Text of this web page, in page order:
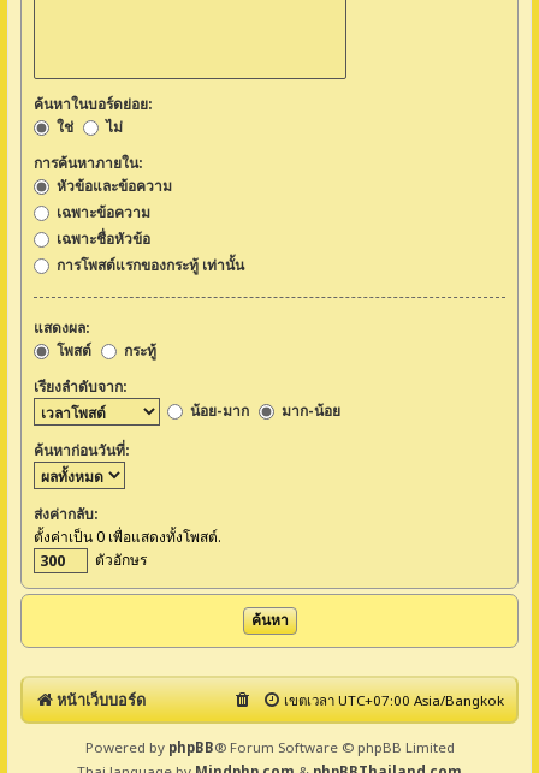
ค้นหาในบอร์ดย่อย:
ใช่
ไม่
การค้นหาภายใน:
หัวข้อและข้อความ
เฉพาะข้อความ
เฉพาะชื่อหัวข้อ
การโพสต์แรกของกระทู้ เท่านั้น
แสดงผล:
โพสต์
กระทู้
เรียงลำดับจาก:
น้อย-มาก
มาก-น้อย
ค้นหาก่อนวันที่:
ส่งค่ากลับ:
ตั้งค่าเป็น 0 เพื่อแสดงทั้งโพสต์.
ตัวอักษร
หน้าเว็บบอร์ด เขตเวลา UTC+07:00 Asia/Bangkok
Powered by phpBB® Forum Software © phpBB Limited